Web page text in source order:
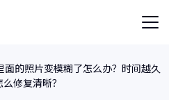
面的照片变模糊了怎么办？时间越久
修复清晰？